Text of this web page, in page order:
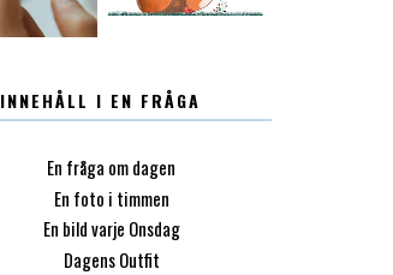
INNEHÅLL I EN FRÅGA
En fråga om dagen
En foto i timmen
En bild varje Onsdag
Dagens Outfit